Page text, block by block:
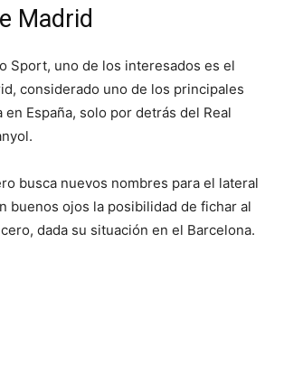
Madrid
Sport, uno de los interesados ​​es el
considerado uno de los principales
en España, solo por detrás del Real
busca nuevos nombres para el lateral
buenos ojos la posibilidad de fichar al
dada su situación en el Barcelona.